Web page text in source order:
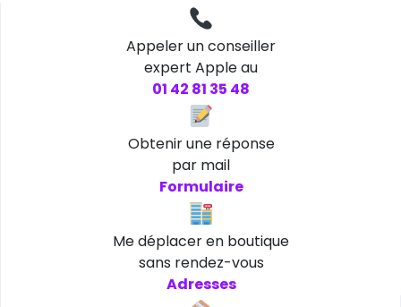
Appeler un conseiller
expert Apple au
01 42 81 35 48
Obtenir une réponse
par mail
Formulaire
Me déplacer en boutique
sans rendez-vous
Adresses